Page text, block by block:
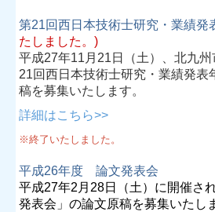
第21回西日本技術士研究・業績発
たしました。)
平成27年11月21日（土）、北九
21回西日本技術士研究・業績発表
稿を募集いたします。
詳細はこちら>>
※終了いたしました。
平成26年度論文発表会
平成27年2月28日（土）に開催さ
発表会」の論文原稿を募集いたし